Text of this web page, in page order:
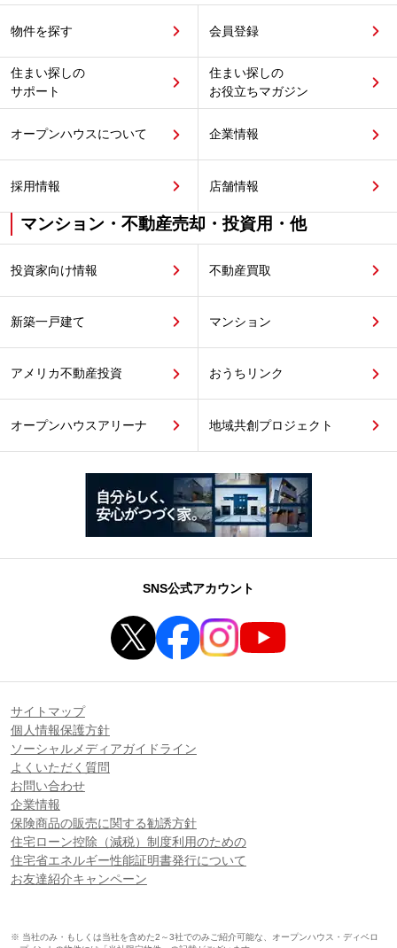
物件を探す 会員登録
住まい探しの
サポート
住まい探しの
お役立ちマガジン
オープンハウスについて 企業情報
採用情報 店舗情報
マンション・不動産売却・投資用・他
投資家向け情報 不動産買取
新築一戸建て マンション
アメリカ不動産投資 おうちリンク
オープンハウスアリーナ 地域共創プロジェクト
SNS公式アカウント
サイトマップ
個人情報保護方針
ソーシャルメディアガイドライン
よくいただく質問
お問い合わせ
企業情報
保険商品の販売に関する勧誘方針
住宅ローン控除（減税）制度利用のための
住宅省エネルギー性能証明書発行について
お友達紹介キャンペーン
※ 当社のみ・もしくは当社を含めた2～3社でのみご紹介可能な、オープンハウス・ディベロ